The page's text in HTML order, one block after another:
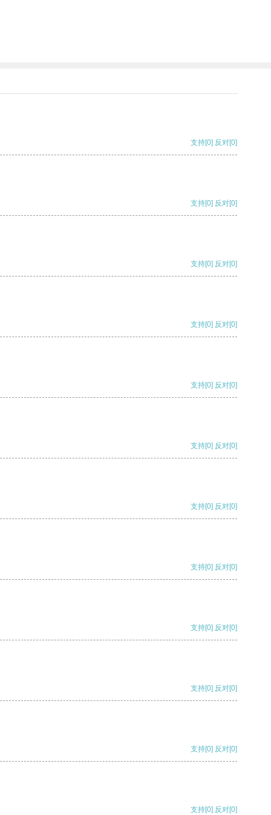
支持[0] 反对[0]
支持[0] 反对[0]
支持[0] 反对[0]
支持[0] 反对[0]
支持[0] 反对[0]
支持[0] 反对[0]
支持[0] 反对[0]
支持[0] 反对[0]
支持[0] 反对[0]
支持[0] 反对[0]
支持[0] 反对[0]
支持[0] 反对[0]